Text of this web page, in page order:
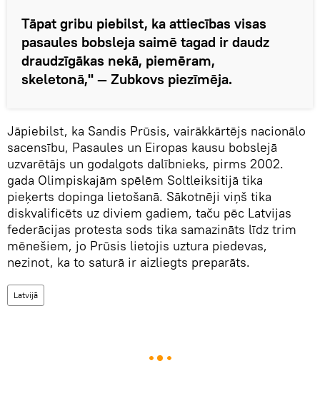
Tāpat gribu piebilst, ka attiecības visas
pasaules bobsleja saimē tagad ir daudz
draudzīgākas nekā, piemēram,
skeletonā," — Zubkovs piezīmēja.
Jāpiebilst, ka Sandis Prūsis, vairākkārtējs nacionālo
sacensību, Pasaules un Eiropas kausu bobslejā
uzvarētājs un godalgots dalībnieks, pirms 2002.
gada Olimpiskajām spēlēm Soltleiksitijā tika
pieķerts dopinga lietošanā. Sākotnēji viņš tika
diskvalificēts uz diviem gadiem, taču pēc Latvijas
federācijas protesta sods tika samazināts līdz trim
mēnešiem, jo Prūsis lietojis uztura piedevas,
nezinot, ka to saturā ir aizliegts preparāts.
Latvijā